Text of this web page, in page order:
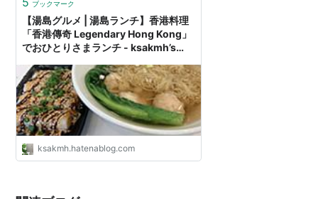
ブックマーク
【湯島グルメ | 湯島ランチ】香港料理
「香港傳奇 Legendary Hong Kong」
でおひとりさまランチ - ksakmh’s
ksakmh.hatenablog.com